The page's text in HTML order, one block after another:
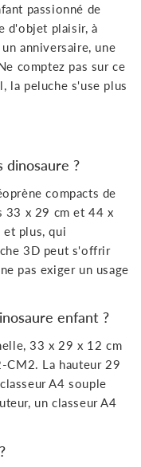
passionné de
d'objet plaisir, à
anniversaire, une
comptez pas sur ce
la peluche s'use plus
dinosaure ?
compacts de
33 x 29 cm et 44 x
et plus, qui
3D peut s'offrir
pas exiger un usage
enfant ?
33 x 29 x 12 cm
CM2. La hauteur 29
A4 souple
un classeur A4